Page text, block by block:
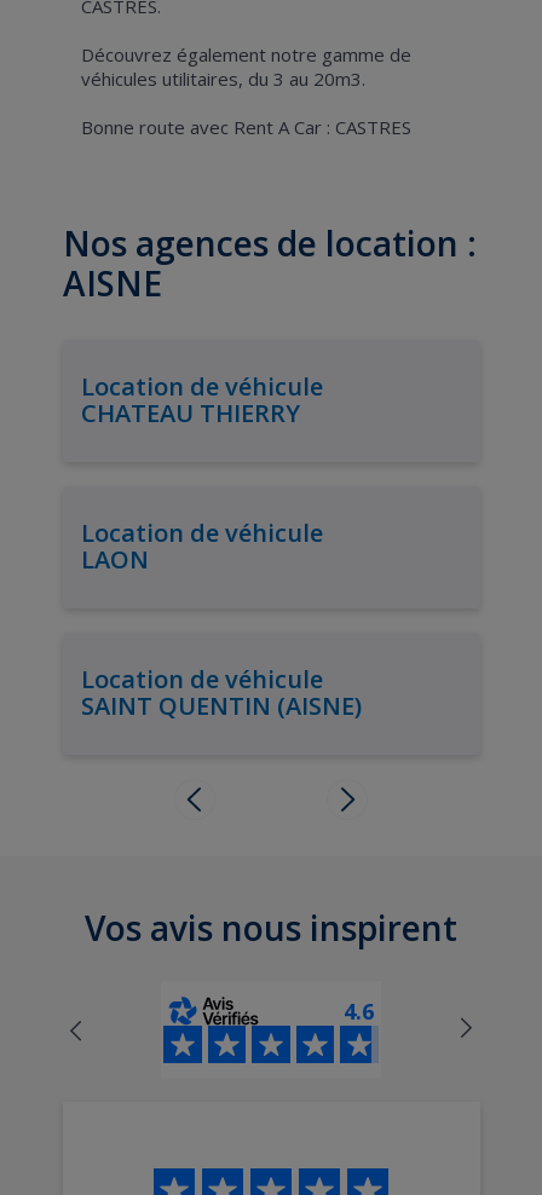
CASTRES.
Découvrez également notre gamme de
véhicules utilitaires, du 3 au 20m3.
Bonne route avec Rent A Car : CASTRES
Nos agences de location :
AISNE
Location de véhicule
CHATEAU THIERRY
Location de véhicule
LAON
Location de véhicule
SAINT QUENTIN (AISNE)
Vos avis nous inspirent
4.6